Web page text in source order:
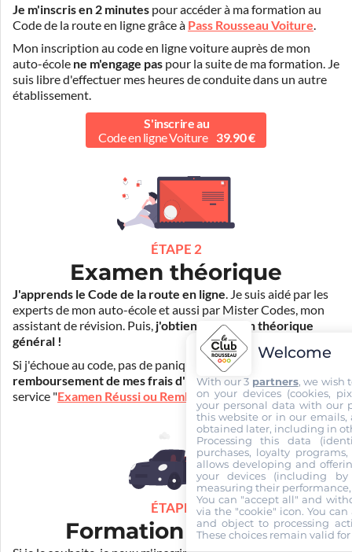
Je m'inscris en 2 minutes pour accéder à ma formation au
Code de la route en ligne grâce à Pass Rousseau Voiture.
Mon inscription au code en ligne voiture auprès de mon
auto-école ne m'engage pas pour la suite de ma formation. Je
suis libre d'effectuer mes heures de conduite dans un autre
établissement.
S'inscrire au
Code en ligne Voiture
39.90 €
ÉTAPE 2
Examen théorique
J'apprends le Code de la route en ligne. Je suis aidé par les
experts de mon auto-école et aussi par Mister Codes, mon
assistant de révision. Puis, j'obtiens l'examen théorique
général !
Si j'échoue au code, pas de panique ! Je peux bénéficier du
remboursement de mes frais d'inscription(30€) grâce au
service "Examen Réussi ou Remboursé".
ÉTAPE 3
Formation pratique
Welcome
With our 3 partners, we wish
on your devices (cookies,
your personal data with our
this website or in our emails,
obtained later, including in
Processing this data
purchases, loyalty
allows developing and
your devices (including
measuring their
You can "accept all" and
via the "cookie" icon. You
and object to processing
These choices remain valid